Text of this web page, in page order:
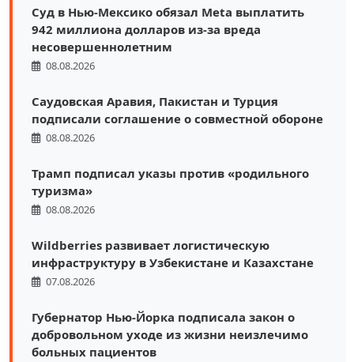
Суд в Нью-Мексико обязал Meta выплатить
942 миллиона долларов из-за вреда
несовершеннолетним
08.08.2026
Саудовская Аравия, Пакистан и Турция
подписали соглашение о совместной обороне
08.08.2026
Трамп подписал указы против «родильного
туризма»
08.08.2026
Wildberries развивает логистическую
инфраструктуру в Узбекистане и Казахстане
07.08.2026
Губернатор Нью-Йорка подписала закон о
добровольном уходе из жизни неизлечимо
больных пациентов